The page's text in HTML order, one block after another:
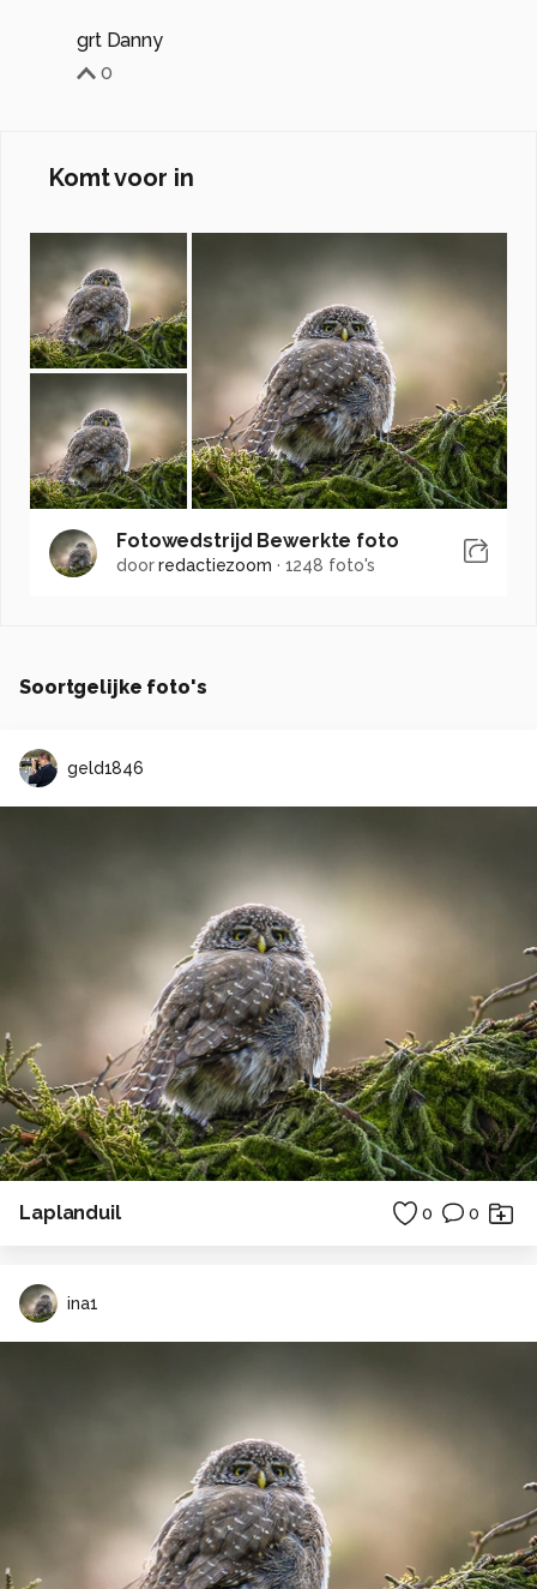
grt Danny
0
Komt voor in
Fotowedstrijd Bewerkte foto
doorredactiezoom · 1248 foto's
Soortgelijke foto's
geld1846
Laplanduil 0 0
ina1